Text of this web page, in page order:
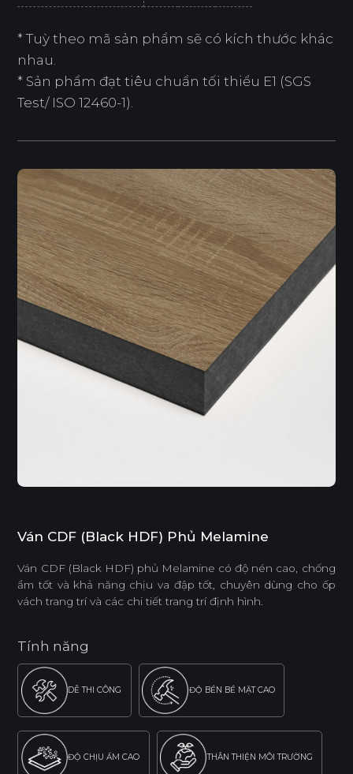
* Tuỳ theo mã sản phẩm sẽ có kích thước khác
nhau.
* Sản phẩm đạt tiêu chuẩn tối thiểu E1 (SGS
Test/ ISO 12460-1).
Ván CDF (Black HDF) Phủ Melamine
Ván CDF (Black HDF) phủ Melamine có độ nén cao, chống
ẩm tốt và khả năng chịu va đập tốt, chuyên dùng cho ốp
vách trang trí và các chi tiết trang trí định hình.
Tính năng
DỄ THI CÔNG ĐỘ BỀN BỀ MẶT CAO
ĐỘ CHỊU ẨM CAO THÂN THIỆN MÔI TRƯỜNG